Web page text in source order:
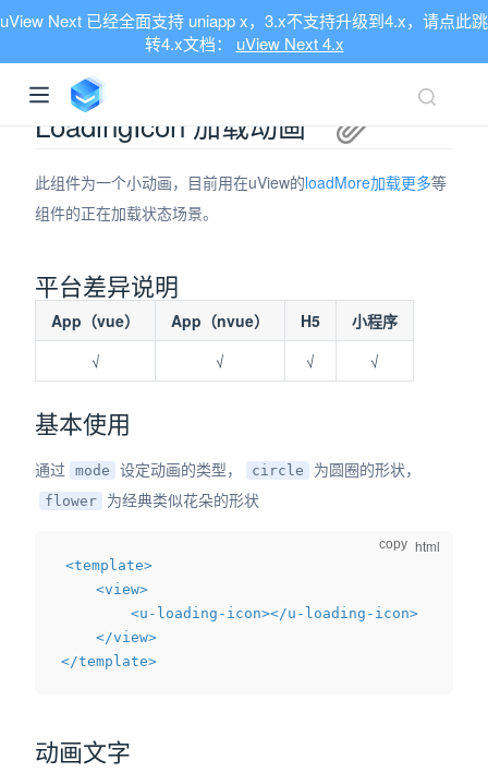
uView Next 已经全面支持 uniapp x，3.x不支持升级到4.x，请点此跳
转4.x文档： uView Next 4.x
LoadingIcon 加载动画
此组件为一个小动画，目前用在uView的loadMore加载更多等
组件的正在加载状态场景。
平台差异说明
App（vue） App（nvue） H5
小程序
√
√ √ √
基本使用
通过 mode 设定动画的类型， circle 为圆圈的形状，
flower 为经典类似花朵的形状
<template>
<view>
<u-loading-icon></u-loading-icon>
</view>
</template>
copy
动画文字